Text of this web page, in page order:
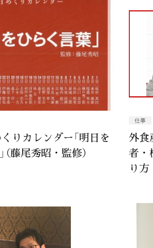
くりカレンダー「明日を
藤尾秀昭・監修）
仕事
外食
者・
り方